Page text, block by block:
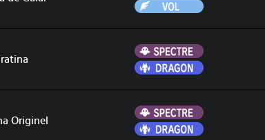
Vol
Spectre
Dragon
Originel
Spectre
Dragon